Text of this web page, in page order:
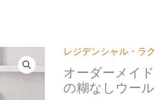
レジデンシャル・ラ
オーダーメイ
の糊なしウー